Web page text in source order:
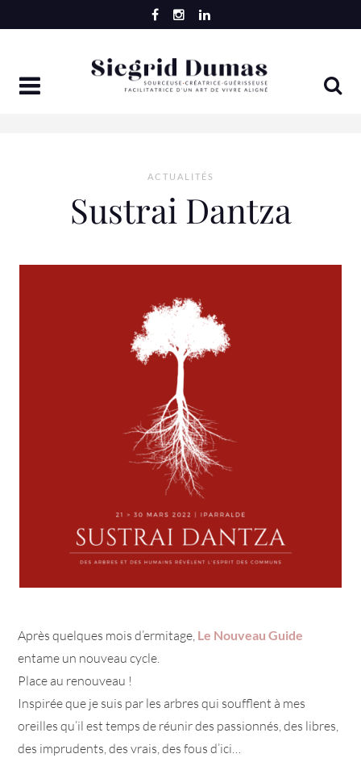
to
ACTUALITÉS
Sustrai Dantza
Après quelques mois d’ermitage, Le Nouveau Guide
entame un nouveau cycle.
Place au renouveau !
Inspirée que je suis par les arbres qui soufflent à mes
oreilles qu’il est temps de réunir des passionnés, des libres,
des imprudents, des vrais, des fous d’ici…